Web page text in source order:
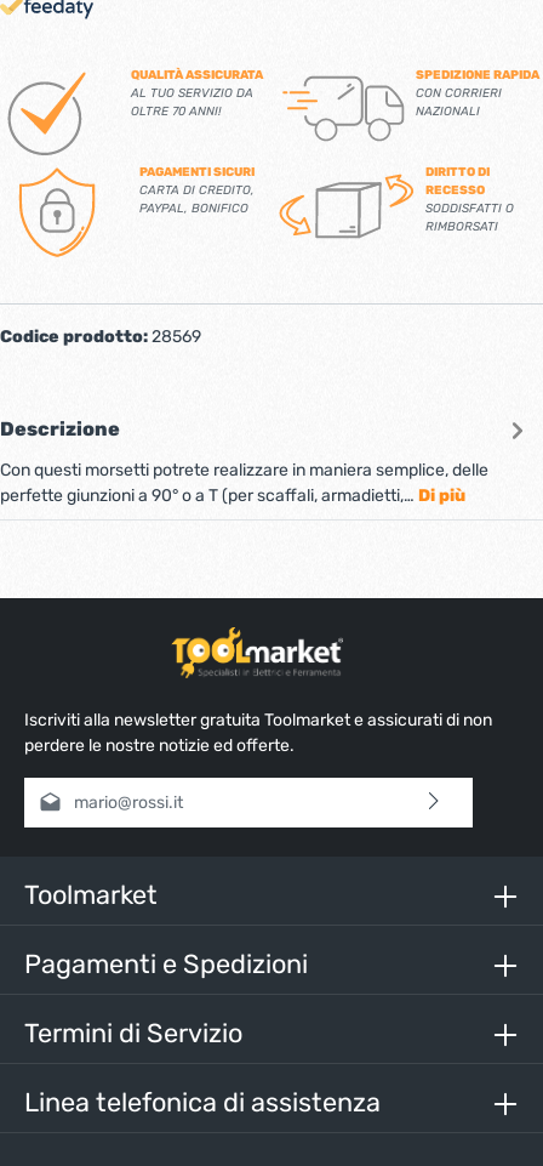
QUALITÀ ASSICURATA
AL TUO SERVIZIO DA
OLTRE 70 ANNI!
SPEDIZIONE RAPIDA
CON CORRIERI
NAZIONALI
PAGAMENTI SICURI
CARTA DI CREDITO,
PAYPAL, BONIFICO
DIRITTO DI
RECESSO
SODDISFATTI O
RIMBORSATI
Codice prodotto:28569
Descrizione
Con questi morsetti potrete realizzare in maniera semplice, delle
perfette giunzioni a 90° o a T (per scaffali, armadietti,… Di più
Iscriviti alla newsletter gratuita Toolmarket e assicurati di non
perdere le nostre notizie ed offerte.
Indirizzo e-mail*
nostri termini e condizioni generali
Inserisci i caratteri sopra*
Linea telefonica di assistenza
Toolmarket
Pagamenti e Spedizioni
Termini di Servizio